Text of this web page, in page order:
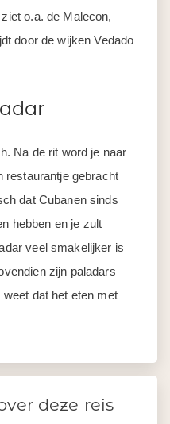
o.a. de Malecon,
door de wijken Vedado
Na de rit word je naar
restaurantje gebracht
dat Cubanen sinds
hebben en je zult
veel smakelijker is
zijn paladars
dat het eten met
deze reis